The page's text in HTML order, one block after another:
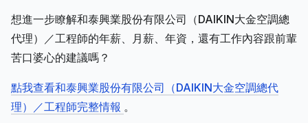
想進一步瞭解和泰興業股份有限公司（DAIKIN大金空調總
代理）／工程師的年薪、月薪、年資，還有工作內容跟前輩
苦口婆心的建議嗎？
點我查看和泰興業股份有限公司（DAIKIN大金空調總代
理）／工程師完整情報 。